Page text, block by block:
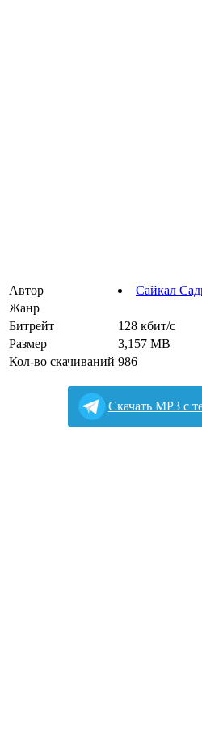
Автор
Сайкал
Жанр
Битрейт
128 кбит/с
Размер
3,157 MB
Кол-во скачиваний 986
Cкачать MP3 с